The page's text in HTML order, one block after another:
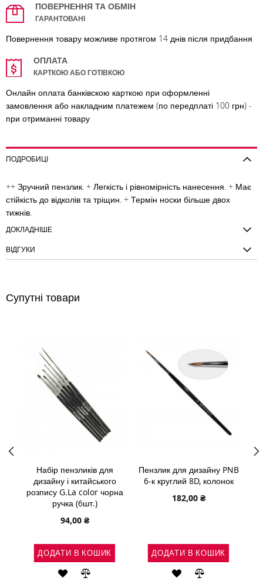
ПОВЕРНЕННЯ ТА ОБМІН
ГАРАНТОВАНІ
Повернення товару можливе протягом 14 днів після придбання
ОПЛАТА
КАРТКОЮ АБО ГОТІВКОЮ
Онлайн оплата банківскою карткою при оформленні
замовлення або накладним платежем (по передплаті 100 грн) -
при отриманні товару
ПОДРОБИЦІ
++ Зручний пензлик. + Легкість і рівномірність нанесення. + Має
стійкість до відколів та тріщин. + Термін носки більше двох
тижнів.
ДОКЛАДНІШЕ
ВІДГУКИ
Супутні товари
Набір пензликів для
дизайну і китайського
розпису G.La color чорна
ручка (6шт.)
94,00 ₴
ДОДАТИ В КОШИК
ДОДАТИ
Пензлик для дизайну PNB
6-к круглий 8D, колонок
182,00 ₴
ДОДАТИ В КОШИК
ДОДАТИ